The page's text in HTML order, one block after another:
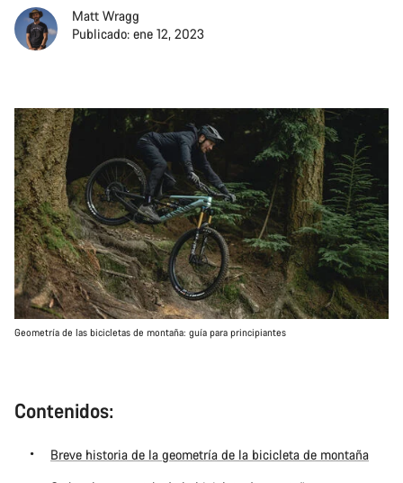
Matt Wragg
Publicado: ene 12, 2023
Geometría de las bicicletas de montaña: guía para principiantes
Contenidos:
Breve historia de la geometría de la bicicleta de montaña